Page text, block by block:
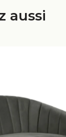
aussi